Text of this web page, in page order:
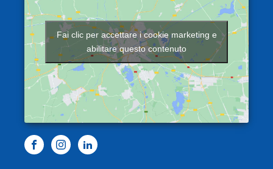
Fai clic per accettare i cookie marketing e
abilitare questo contenuto